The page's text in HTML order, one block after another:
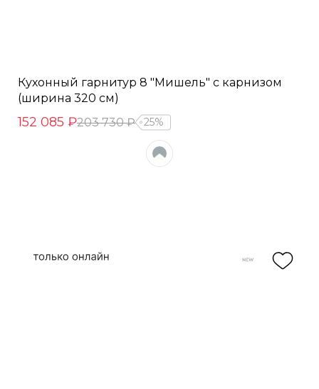
Кухонный гарнитур 8 "Мишель" с карнизом
(ширина 320 см)
152 085 ₽203 730 ₽ 25%